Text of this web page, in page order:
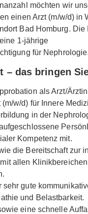
möchten wir
einen Arzt (m/w/d) in
Bad Homburg. Die
1-jährige
für Nephrologie.
– das bringen
als Arzt/
w/d) für Innere
in der
Kompetenz mit.
die Bereitschaft zur
allen
sehr gute
und Belastbarkeit.
eine schnelle